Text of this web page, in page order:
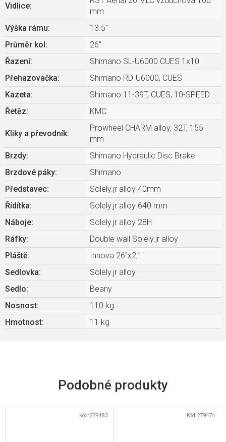
Vidlice:
mm
Výška rámu:
13.5"
Průměr kol :
26"
Řazení:
Shimano SL-U6000 CUES 1x10
Přehazovačka:
Shimano RD-U6000, CUES
Kazeta:
Shimano 11-39T, CUES, 10-SPEED
Řetěz: KMC
Kliky a převodník:
Prowheel CHARM alloy, 32T, 155
mm
Brzdy:
Shimano Hydraulic Disc Brake
Brzdové páky:
Shimano
Představec:
Solely.jr alloy 40mm
Řídítka:
Solely.jr alloy 640 mm
Náboje:
Solely.jr alloy 28H
Ráfky:
Double wall Solely.jr alloy
Pláště:
Innova 26"x2,1"
Sedlovka:
Solely.jr alloy
Sedlo:
Beany
Nosnost:
110 kg
Hmotnost: 11 kg
Kód:279483 Kód:279474